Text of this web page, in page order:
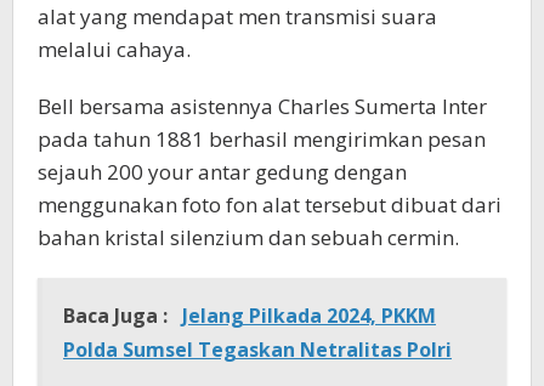
alat yang mendapat men transmisi suara
melalui cahaya.
Bell bersama asistennya Charles Sumerta Inter
pada tahun 1881 berhasil mengirimkan pesan
sejauh 200 your antar gedung dengan
menggunakan foto fon alat tersebut dibuat dari
bahan kristal silenzium dan sebuah cermin.
Baca Juga : Jelang Pilkada 2024, PKKM
Polda Sumsel Tegaskan Netralitas Polri